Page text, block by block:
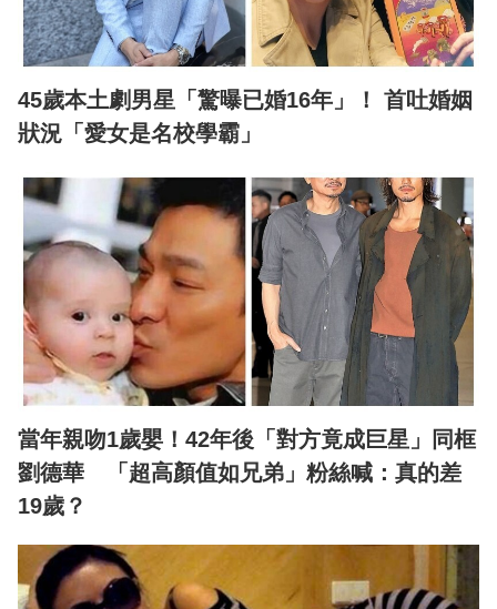
45歲本土劇男星「驚曝已婚16年」！ 首吐婚姻
狀況「愛女是名校學霸」
當年親吻1歲嬰！42年後「對方竟成巨星」同框
劉德華 「超高顏值如兄弟」粉絲喊：真的差
19歲？